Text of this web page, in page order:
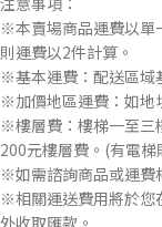
※本賣場商品運費以單
則運費以2件計算。
※基本運費：配送區域
※加價地區運費：如地
※樓層費：樓梯一至三
200元樓層費。(有電梯
※如需諮詢商品或運費
※相關運送費用將於您
外收取匯款。